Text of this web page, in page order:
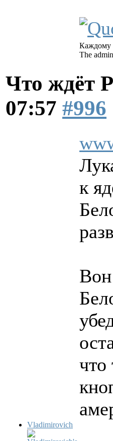
Каждому
The
Что ждёт
07:57 #996
Vladimirovich
к
что